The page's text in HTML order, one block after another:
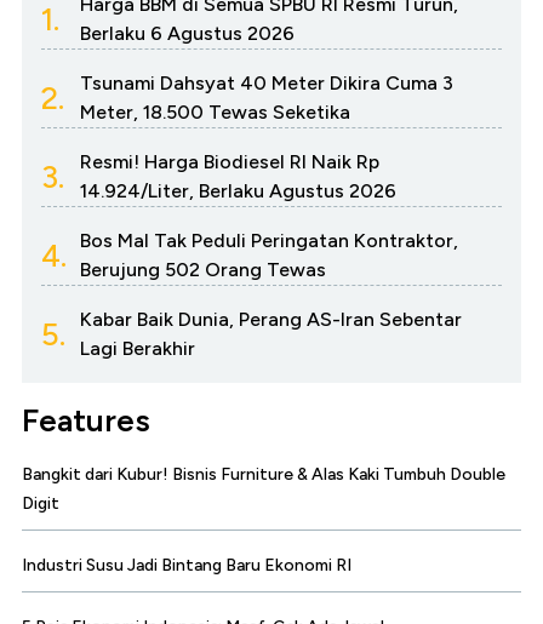
1.
Berlaku 6 Agustus 2026
2.
Tsunami Dahsyat 40 Meter Dikira Cuma 3
Meter, 18.500 Tewas Seketika
3.
Resmi! Harga Biodiesel RI Naik Rp
14.924/Liter, Berlaku Agustus 2026
4.
Bos Mal Tak Peduli Peringatan Kontraktor,
Berujung 502 Orang Tewas
5.
Kabar Baik Dunia, Perang AS-Iran Sebentar
Lagi Berakhir
Features
Bangkit dari Kubur! Bisnis Furniture & Alas Kaki Tumbuh Double
Digit
Industri Susu Jadi Bintang Baru Ekonomi RI